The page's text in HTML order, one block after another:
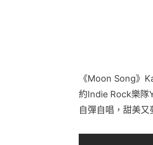
《Moon Song》
約Indie Rock樂隊
自彈自唱，甜美又